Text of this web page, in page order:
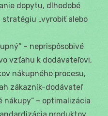
dopytu, dlhodobé
„vyrobiť alebo
– neprispôsobivé
vzťahu k dodávateľovi,
nákupného procesu,
zákazník-dodávateľ
– optimalizácia